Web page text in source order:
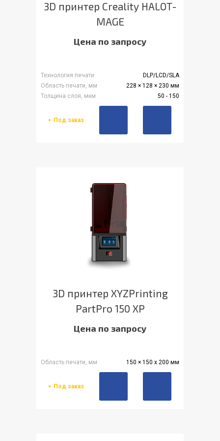
3D принтер Creality HALOT-
MAGE
Цена по запросу
Технология печати
DLP/LCD/SLA
Область печати, мм
228 × 128 × 230 мм
Толщина слоя, мкм
50 - 150
Под заказ
3D принтер XYZPrinting
PartPro 150 XP
Цена по запросу
Область печати, мм 150 × 150 x 200 мм
Под заказ